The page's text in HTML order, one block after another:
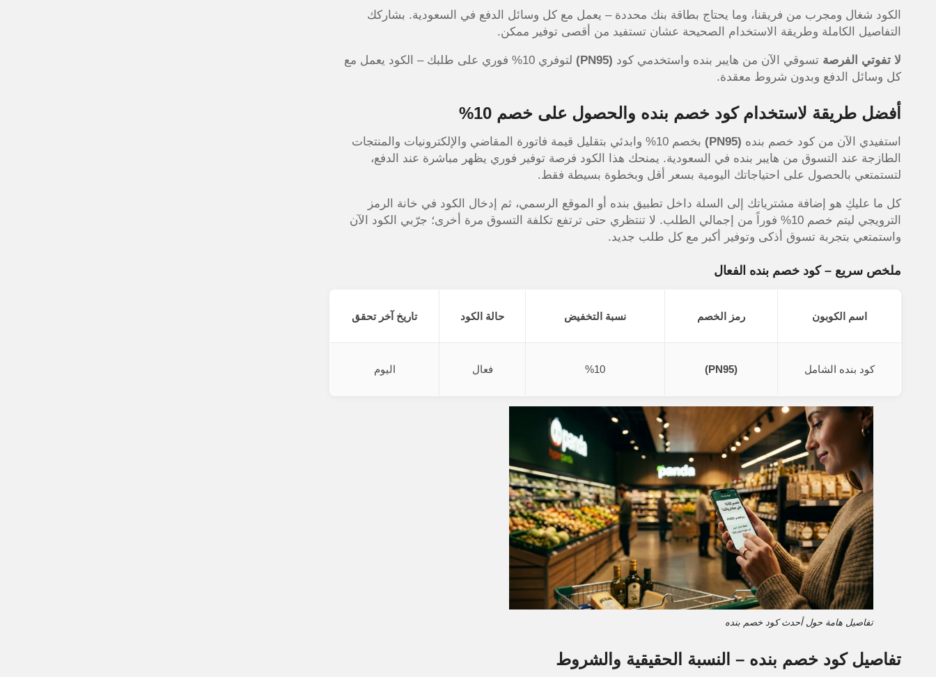
الكود شغال ومجرب من فريقنا، وما يحتاج بطاقة بنك محددة – يعمل مع كل وسائل الدفع في السعودية. بشاركك
التفاصيل الكاملة وطريقة الاستخدام الصحيحة عشان تستفيد من أقصى توفير ممكن.
لا تفوتي الفرصة تسوقي الآن من هايبر بنده واستخدمي كود (PN95)
لتوفري 10% فوري على طلبك – الكود يعمل مع
كل وسائل الدفع وبدون شروط معقدة.
أفضل طريقة لاستخدام كود خصم بنده والحصول على خصم 10%
استفيدي الآن من كود خصم بنده (PN95) بخصم 10%
وابدئي بتقليل قيمة فاتورة المقاضي والإلكترونيات والمنتجات
الطازجة عند التسوق من هايبر بنده في السعودية. يمنحك هذا الكود فرصة توفير فوري يظهر مباشرة عند الدفع،
لتستمتعي بالحصول على احتياجاتك اليومية بسعر أقل وبخطوة بسيطة فقط.
كل ما عليكِ هو إضافة مشترياتك إلى السلة داخل تطبيق بنده أو الموقع الرسمي، ثم إدخال الكود في خانة الرمز
الترويجي ليتم خصم 10% فوراً من إجمالي الطلب. لا تنتظري حتى ترتفع تكلفة التسوق مرة أخرى؛ جرّبي الكود الآن
واستمتعي بتجربة تسوق أذكى وتوفير أكبر مع كل طلب جديد.
ملخص سريع – كود خصم بنده الفعال
اسم الكوبون رمز الخصم نسبة التخفيض حالة الكود تاريخ آخر تحقق
كود بنده الشامل (PN95)
%10 فعال اليوم
تفاصيل هامة حول أحدث كود خصم بنده
تفاصيل كود خصم بنده – النسبة الحقيقية والشروط